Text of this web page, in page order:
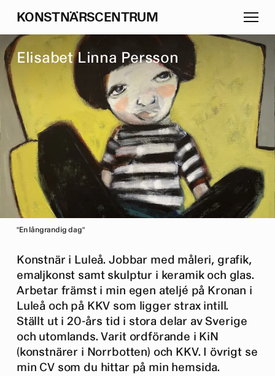
KONSTNÄRSCENTRUM
Elisabet Linna Persson
"En långrandig dag"
Konstnär i Luleå. Jobbar med måleri, grafik,
emaljkonst samt skulptur i keramik och glas.
Arbetar främst i min egen ateljé på Kronan i
Luleå och på KKV som ligger strax intill.
Ställt ut i 20-års tid i stora delar av Sverige
och utomlands. Varit ordförande i KiN
(konstnärer i Norrbotten) och KKV. I övrigt se
min CV som du hittar på min hemsida.